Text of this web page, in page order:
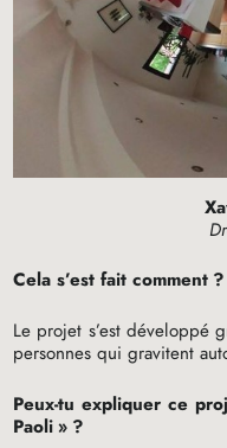
Cela s’est fait comment ?
Le projet s’est développé
personnes qui gravitent
Peux-tu expliquer ce
Paoli» ?